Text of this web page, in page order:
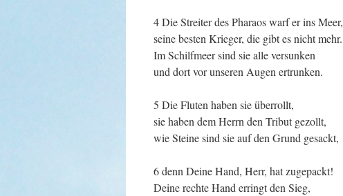
4 Die Streiter des Pharaos warf er ins Meer,
seine besten Krieger, die gibt es nicht mehr.
Im Schilfmeer sind sie alle versunken
und dort vor unseren Augen ertrunken.
5 Die Fluten haben sie überrollt,
sie haben dem Herrn den Tribut gezollt,
wie Steine sind sie auf den Grund gesackt,
6 denn Deine Hand, Herr, hat zugepackt!
Deine rechte Hand erringt den Sieg,